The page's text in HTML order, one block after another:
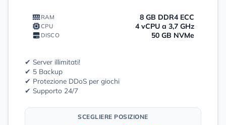
RAM 8 GB DDR4 ECC
CPU 4 vCPU a 3,7 GHz
DISCO 50 GB NVMe
✔ Server illimitati!
✔ 5 Backup
✔ Protezione DDoS per giochi
✔ Supporto 24/7
SCEGLIERE POSIZIONE